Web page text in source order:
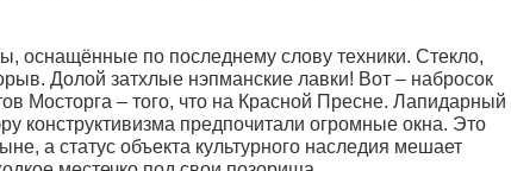
оснащённые по последнему слову техники. Стекло,
Долой затхлые нэпманские лавки! Вот – набросок
Мосторга – того, что на Красной Пресне. Лапидарный
конструктивизма предпочитали огромные окна. Это
а статус объекта культурного наследия мешает